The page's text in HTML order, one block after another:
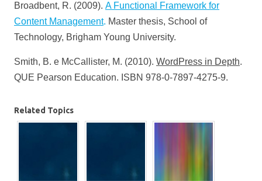
Broadbent, R. (2009). A Functional Framework for
Content Management. Master thesis, School of
Technology, Brigham Young University.
Smith, B. e McCallister, M. (2010). WordPress in Depth.
QUE Pearson Education. ISBN 978-0-7897-4275-9.
Related Topics